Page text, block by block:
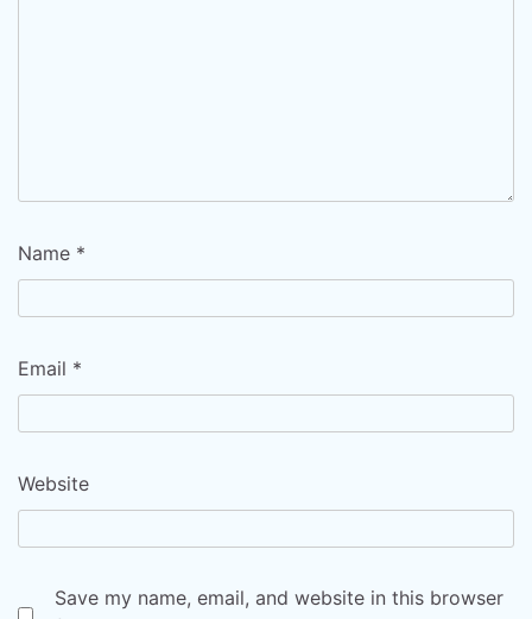
Name *
Email *
Website
Save my name, email, and website in this browser